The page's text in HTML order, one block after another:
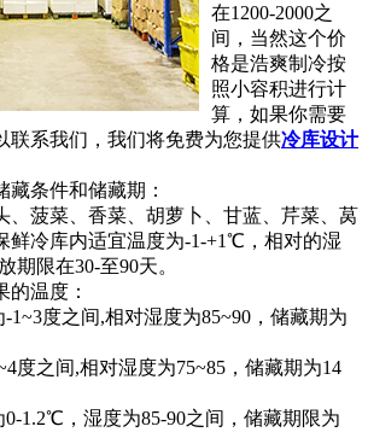
在1200-2000之
间，当然这个价
格是浩爽制冷按
照小容积进行计
算，如果你需要
联系我们，我们将免费为您提供冷库设计
藏条件和储藏期：
、菠菜、香菜、胡萝卜、甘蓝、芹菜、莴
鲜冷库内适宜温度为-1-+1℃，相对的湿
期限在30-至90天。
的温度：
1~3度之间,相对湿度为85~90，储藏期为
度之间,相对湿度为75~85，储藏期为14
1.2℃，湿度为85-90之间，储藏期限为